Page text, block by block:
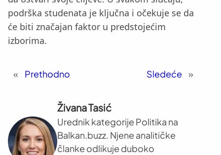
podrška studenata je ključna i očekuje se da
će biti značajan faktor u predstojećim
izborima.
« Prethodno Sledeće »
Živana Tasić
Urednik kategorije Politika na
Balkan.buzz. Njene analitičke
članke odlikuje duboko